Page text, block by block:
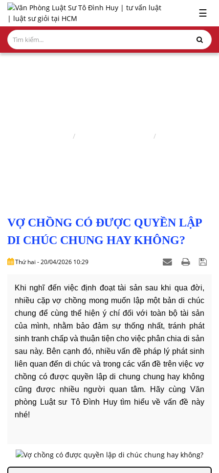
x
GIỚI
THIỆU
DỊCH
VỤ
VĂN
BẢN
THỦ
TỤC
LIÊN
HỆ
☰
VỢ CHỒNG CÓ ĐƯỢC QUYỀN LẬP
DI CHÚC CHUNG HAY KHÔNG?
Thứ hai - 20/04/2026 10:29
Khi nghĩ đến việc định đoạt tài sản sau khi qua đời,
nhiều cặp vợ chồng mong muốn lập một bản di chúc
chung để cùng thể hiện ý chí đối với toàn bộ tài sản
của mình, nhằm bảo đảm sự thống nhất, tránh phát
sinh tranh chấp và thuận tiện cho việc phân chia di sản
sau này. Bên cạnh đó, nhiều vấn đề pháp lý phát sinh
liên quan đến di chúc và trong các vấn đề trên việc vợ
chồng có được quyền lập di chung chung hay không
cũng được nhiều người quan tâm. Hãy cùng Văn
phòng Luật sư Tô Đình Huy tìm hiểu về vấn đề này
nhé!